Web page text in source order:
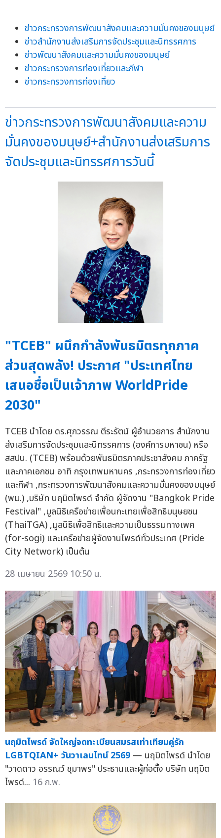
ข่าวกระทรวงการพัฒนาสังคมและความมั่นคงของมนุษย์
ข่าวสำนักงานส่งเสริมการจัดประชุมและนิทรรศการ
ข่าวพัฒนาสังคมและความมั่นคงของมนุษย์
ข่าวกระทรวงการท่องเที่ยวและกีฬา
ข่าวกระทรวงการท่องเที่ยว
ข่าวกระทรวงการพัฒนาสังคมและความ
มั่นคงของมนุษย์+สำนักงานส่งเสริมการ
จัดประชุมและนิทรรศการวันนี้
"TCEB" ผนึกกำลังพันธมิตรทุกภาค
ส่วนสุดพลัง! ประกาศ "ประเทศไทย
เสนอชื่อเป็นเจ้าภาพ WorldPride
2030"
TCEB นำโดย ดร.ศุภวรรณ ตีระรัตน์ ผู้อำนวยการ สำนักงาน
ส่งเสริมการจัดประชุมและนิทรรศการ (องค์การมหาชน) หรือ
สสปน. (TCEB) พร้อมด้วยพันธมิตรภาคประชาสังคม ภาครัฐ
และภาคเอกชน อาทิ กรุงเทพมหานคร ,กระทรวงการท่องเที่ยว
และกีฬา ,กระทรวงการพัฒนาสังคมและความมั่นคงของมนุษย์
(พม.) ,บริษัท นฤมิตไพรด์ จำกัด ผู้จัดงาน "Bangkok Pride
Festival" ,มูลนิธิเครือข่ายเพื่อนกะเทยเพื่อสิทธิมนุษยชน
(ThaiTGA) ,มูลนิธิเพื่อสิทธิและความเป็นธรรมทางเพศ
(for-sogi) และเครือข่ายผู้จัดงานไพรด์ทั่วประเทศ (Pride
City Network) เป็นต้น
28 เมษายน 2569 10:50 น.
นฤมิตไพรด์ จัดใหญ่จดทะเบียนสมรสเท่าเทียมคู่รัก
LGBTQIAN+ วันวาเลนไทน์ 2569 — นฤมิตไพรด์ นำโดย
"วาดดาว อรรณว์ ชุมาพร" ประธานและผู้ก่อตั้ง บริษัท นฤมิต
ไพรด์... 16 ก.พ.